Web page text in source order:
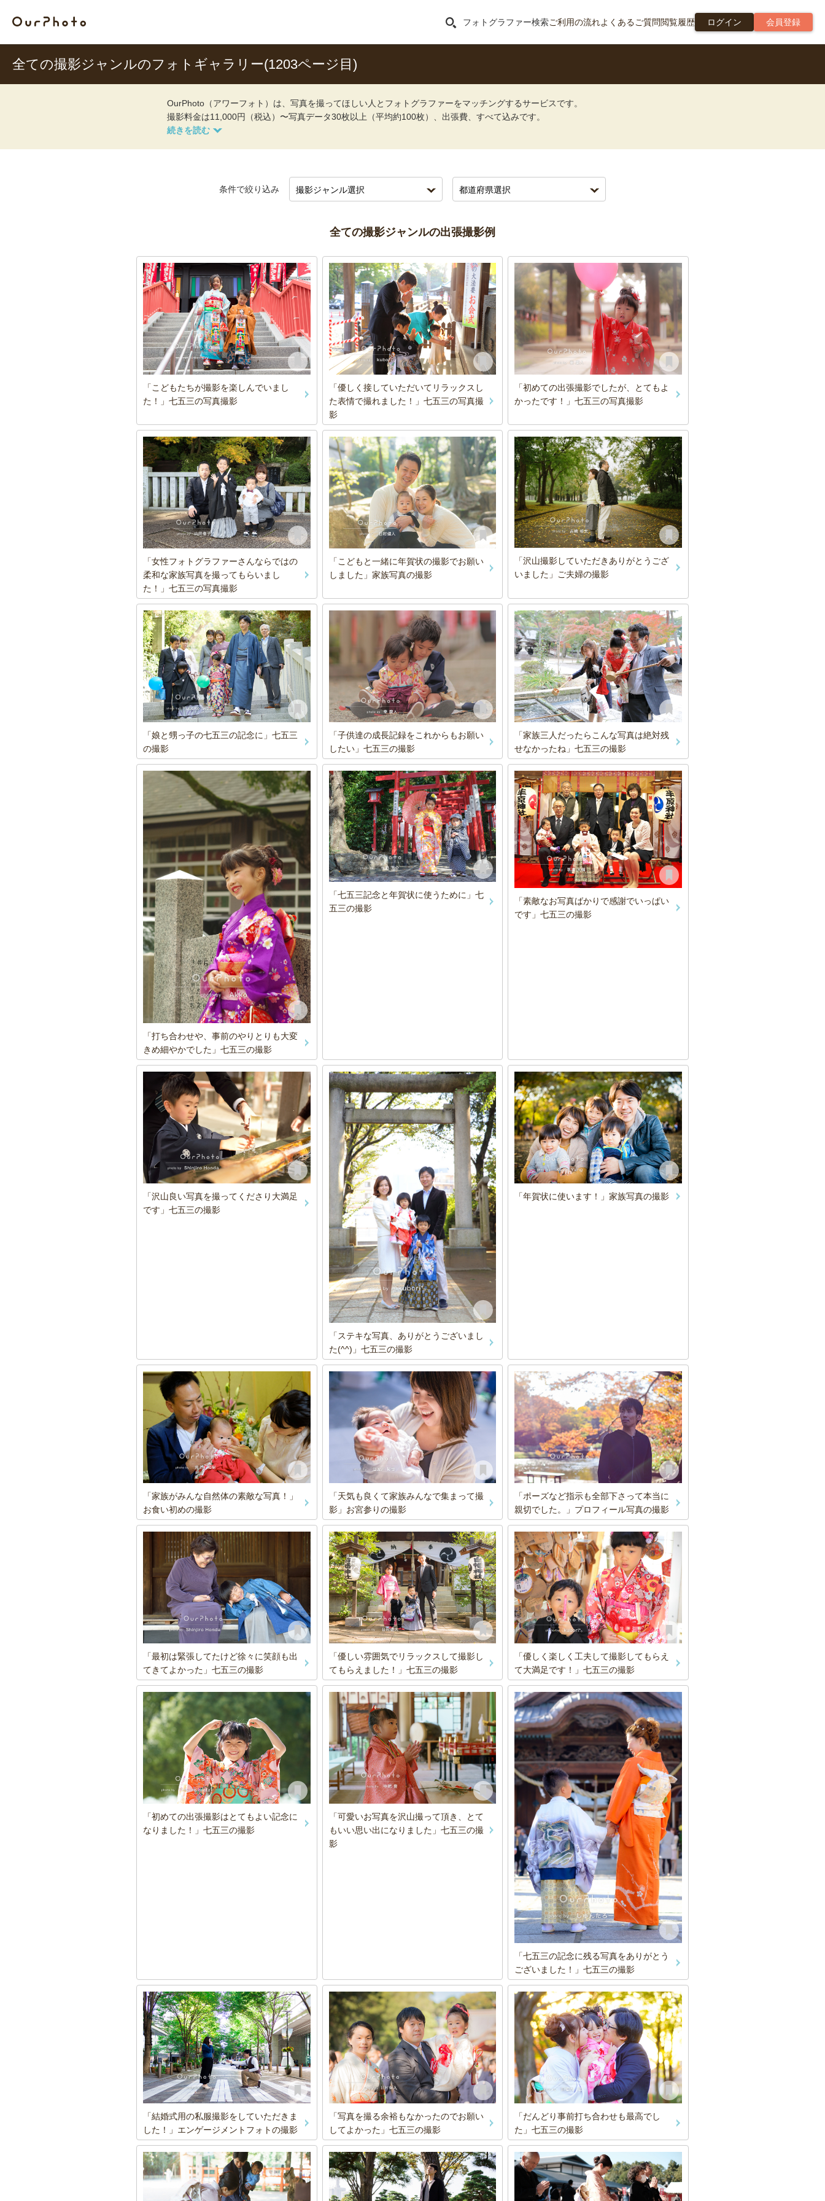
フォトグラファー検索ご利用の流れよくあるご質問閲覧履歴 ログイン 会員登録
全ての撮影ジャンルのフォトギャラリー(1203ページ目)
OurPhoto（アワーフォト）は、写真を撮ってほしい人とフォトグラファーをマッチングするサービスです。
撮影料金は11,000円（税込）〜写真データ30枚以上（平均約100枚）、出張費、すべて込みです。
条件で絞り込み
全ての撮影ジャンルの出張撮影例
「こどもたちが撮影を楽しんでいまし
た！」七五三の写真撮影
「優しく接していただいてリラックスし
た表情で撮れました！」七五三の写真撮
影
「初めての出張撮影でしたが、とてもよ
かったです！」七五三の写真撮影
「女性フォトグラファーさんならではの
柔和な家族写真を撮ってもらいまし
た！」七五三の写真撮影
「こどもと一緒に年賀状の撮影でお願い
しました」家族写真の撮影
「沢山撮影していただきありがとうござ
いました」ご夫婦の撮影
「娘と甥っ子の七五三の記念に」七五三
の撮影
「子供達の成長記録をこれからもお願い
したい」七五三の撮影
「家族三人だったらこんな写真は絶対残
せなかったね」七五三の撮影
「打ち合わせや、事前のやりとりも大変
きめ細やかでした」七五三の撮影
「七五三記念と年賀状に使うために」七
五三の撮影
「素敵なお写真ばかりで感謝でいっぱい
です」七五三の撮影
「沢山良い写真を撮ってくださり大満足
です」七五三の撮影
「ステキな写真、ありがとうございまし
た(^^)」七五三の撮影
「年賀状に使います！」家族写真の撮影
「家族がみんな自然体の素敵な写真！」
お食い初めの撮影
「天気も良くて家族みんなで集まって撮
影」お宮参りの撮影
「ポーズなど指示も全部下さって本当に
親切でした。」プロフィール写真の撮影
「最初は緊張してたけど徐々に笑顔も出
てきてよかった」七五三の撮影
「優しい雰囲気でリラックスして撮影し
てもらえました！」七五三の撮影
「優しく楽しく工夫して撮影してもらえ
て大満足です！」七五三の撮影
「初めての出張撮影はとてもよい記念に
なりました！」七五三の撮影
「可愛いお写真を沢山撮って頂き、とて
もいい思い出になりました」七五三の撮
影
「七五三の記念に残る写真をありがとう
ございました！」七五三の撮影
「結婚式用の私服撮影をしていただきま
した！」エンゲージメントフォトの撮影
「写真を撮る余裕もなかったのでお願い
してよかった」七五三の撮影
「だんどり事前打ち合わせも最高でし
た」七五三の撮影